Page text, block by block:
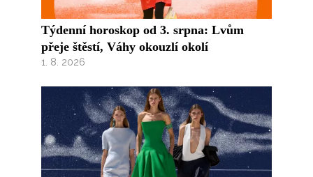
Týdenní horoskop od 3. srpna: Lvům
přeje štěstí, Váhy okouzlí okolí
1. 8. 2026